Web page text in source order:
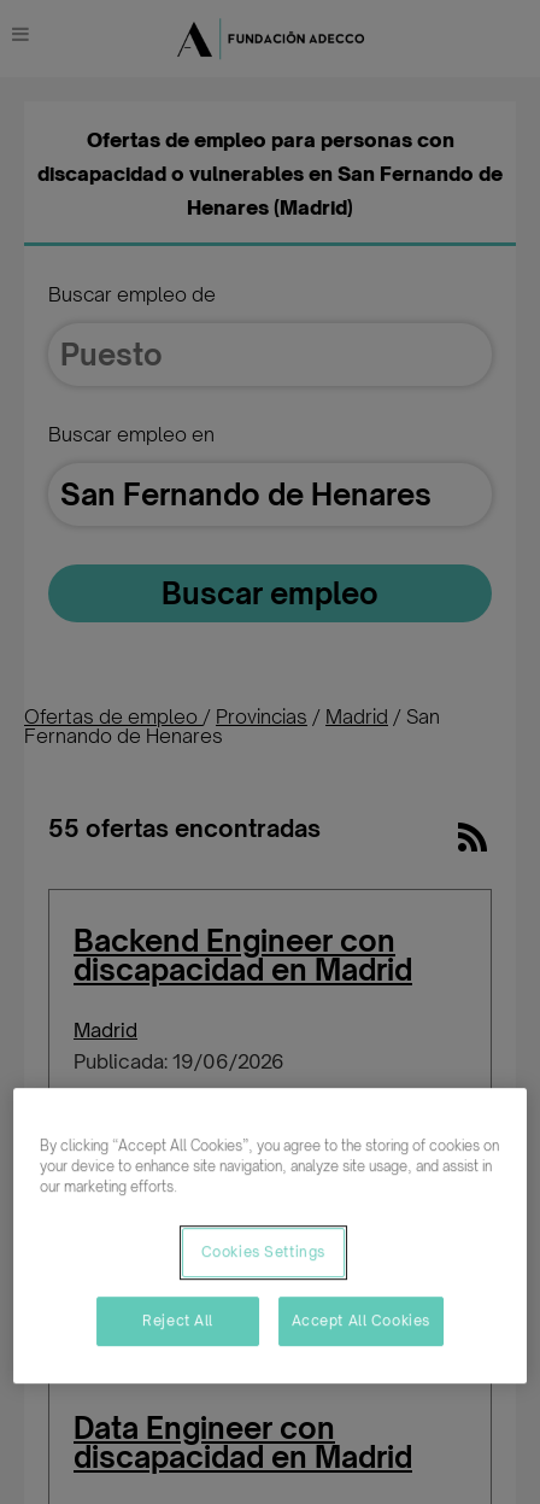
Buscar empleo de
Buscar empleo en
Buscar empleo
Ofertas de empleo para personas con
discapacidad o vulnerables en San Fernando de
Henares (Madrid)
Ofertas de empleo / Provincias / Madrid / San
Fernando de Henares
55 ofertas encontradas
Backend Engineer con
discapacidad en Madrid
Madrid
Publicada: 19/06/2026
Tiempo completo
Indefinido
Salario según experiencia
Personas con certificado de discapacidad
Data Engineer con
discapacidad en Madrid
By clicking “Accept All Cookies”, you agree to the storing of cookies on
your device to enhance site navigation, analyze site usage, and assist in
our marketing efforts.
Cookies Settings
Reject All Accept All Cookies